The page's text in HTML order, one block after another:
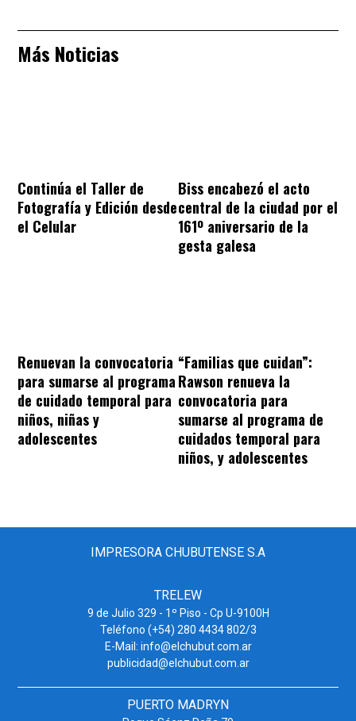
Más Noticias
Continúa el Taller de
Fotografía y Edición desde
el Celular
Biss encabezó el acto
central de la ciudad por el
161º aniversario de la
gesta galesa
Renuevan la convocatoria
para sumarse al programa
de cuidado temporal para
niños, niñas y
adolescentes
“Familias que cuidan”:
Rawson renueva la
convocatoria para
sumarse al programa de
cuidados temporal para
niños, y adolescentes
IMPRESORA CHUBUTENSE S.A
TRELEW
9 de Julio 329 - 1º Piso - Cp U-9100H
Teléfono (+54) 280 4434 802/3
E-Mail: info@elchubut.com.ar
publicidad@elchubut.com.ar
PUERTO MADRYN